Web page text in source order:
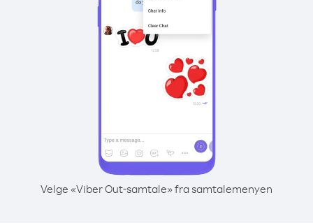
Velge «Viber Out-samtale» fra samtalemenyen